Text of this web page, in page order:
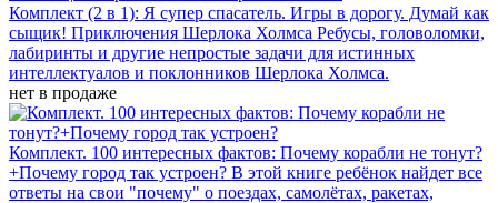
Комплект (2 в 1): Я супер спасатель. Игры в дорогу. Думай как
сыщик! Приключения Шерлока Холмса Ребусы, головоломки,
лабиринты и другие непростые задачи для истинных
интеллектуалов и поклонников Шерлока Холмса.
нет в продаже
Комплект. 100 интересных фактов: Почему корабли не тонут?
+Почему город так устроен? В этой книге ребёнок найдет все
ответы на свои "почему" о поездах, самолётах, ракетах,